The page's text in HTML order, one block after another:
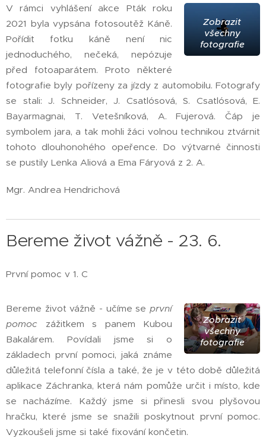
Zobrazit
všechny
fotografie
V rámci vyhlášení akce Pták roku
2021 byla vypsána fotosoutěž Káně.
Pořídit fotku káně není nic
jednoduchého, nečeká, nepózuje
před fotoaparátem. Proto některé
fotografie byly pořízeny za jízdy z automobilu. Fotografy
se stali: J. Schneider, J. Csatlósová, S. Csatlósová, E.
Bayarmagnai, T. Vetešníková, A. Fujerová. Čáp je
symbolem jara, a tak mohli žáci volnou technikou ztvárnit
tohoto dlouhonohého opeřence. Do výtvarné činnosti
se pustily Lenka Aliová a Ema Fáryová z 2. A.
Mgr. Andrea Hendrichová
Bereme život vážně - 23. 6.
První pomoc v 1. C
Zobrazit
všechny
fotografie
Bereme život vážně - učíme seprvní
pomoc zážitkem s panem Kubou
Bakalárem. Povídali jsme si o
základech první pomoci, jaká známe
důležitá telefonní čísla a také, že je v této době důležitá
aplikace Záchranka, která nám pomůže určit i místo, kde
se nacházíme. Každý jsme si přinesli svou plyšovou
hračku, které jsme se snažili poskytnout první pomoc.
Vyzkoušeli jsme si také fixování končetin.